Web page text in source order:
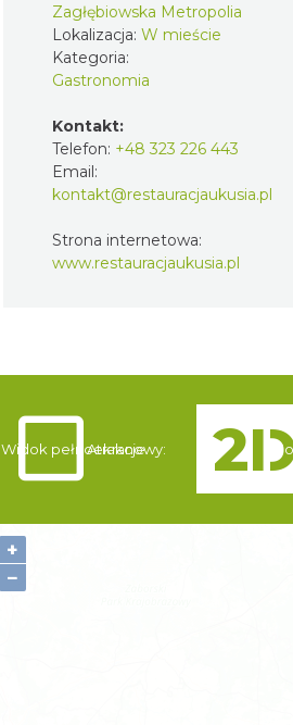
Zagłębiowska Metropolia
Lokalizacja: W mieście
Kategoria:
Gastronomia
Kontakt:
Telefon: +48 323 226 443
Email:
kontakt@restauracjaukusia.pl
Strona internetowa:
www.restauracjaukusia.pl
+
−
Widok pełnoekranowy:
Atrakcje